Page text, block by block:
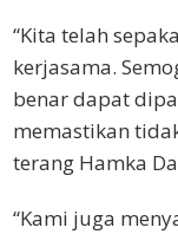
“Kita telah
kerjasama.
benar dapat
memastikan
terang Hamka
“Kami juga